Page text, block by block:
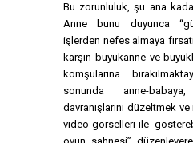
Bu zorunluluk, şu ana
Anne bunu duyunca
işlerden nefes almaya
karşın büyükanne ve
komşularına
sonunda anne-
davranışlarını düzeltmek
video görselleri ile